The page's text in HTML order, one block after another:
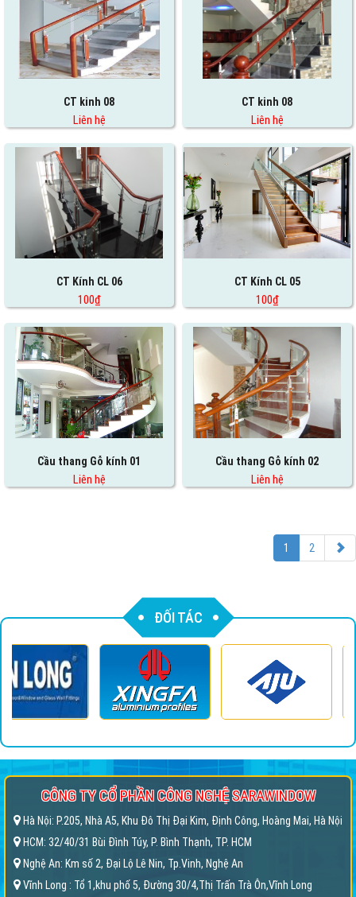
CT kinh 08
Liên hệ
CT kinh 08
Liên hệ
CT Kính CL 06
100₫
CT Kính CL 05
100₫
Cầu thang Gỗ kính 01
Liên hệ
Cầu thang Gỗ kính 02
Liên hệ
1 2
ĐỐI TÁC
CÔNG TY CỔ PHẦN CÔNG NGHỆ SARAWINDOW
Hà Nội: P.205, Nhà A5, Khu Đô Thị Đại Kim, Định Công, Hoàng Mai, Hà Nội
HCM: 32/40/31 Bùi Đình Túy, P. Bình Thạnh, TP. HCM
Nghệ An: Km số 2, Đại Lộ Lê Nin, Tp.Vinh, Nghệ An
Vĩnh Long : Tổ 1,khu phố 5, Đường 30/4,Thị Trấn Trà Ôn,Vĩnh Long